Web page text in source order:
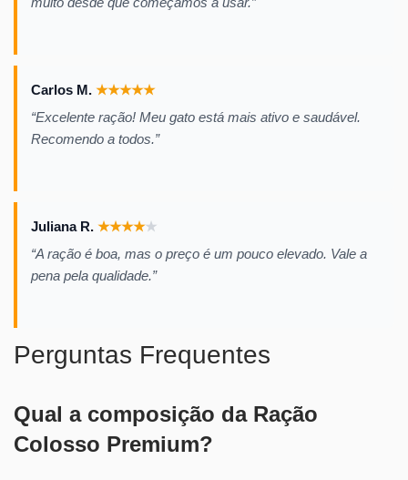
Carlos M. ★★★★★
“Excelente ração! Meu gato está mais ativo e saudável.
Recomendo a todos.”
Juliana R. ★★★★★
“A ração é boa, mas o preço é um pouco elevado. Vale a
pena pela qualidade.”
Perguntas Frequentes
Qual a composição da Ração
Colosso Premium?